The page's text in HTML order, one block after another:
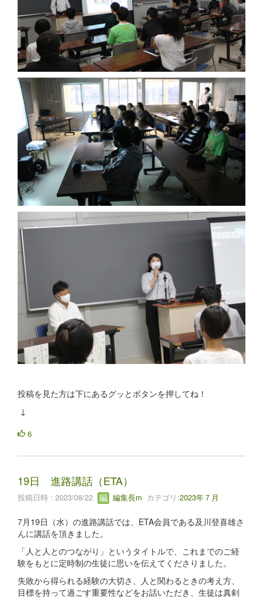
投稿を見た方は下にあるグッとボタンを押してね！
↓
6
19日 進路講話（ETA）
投稿日時 : 2023/08/22 編集長m カテゴリ:2023年７月
7月19日（水）の進路講話では、ETA会員である及川登喜雄さ
んに講話を頂きました。
「人と人とのつながり」というタイトルで、これまでのご経
験をもとに定時制の生徒に思いを伝えてくださりました。
失敗から得られる経験の大切さ、人と関わるときの考え方、
目標を持って過ごす重要性などをお話いただき、生徒は真剣